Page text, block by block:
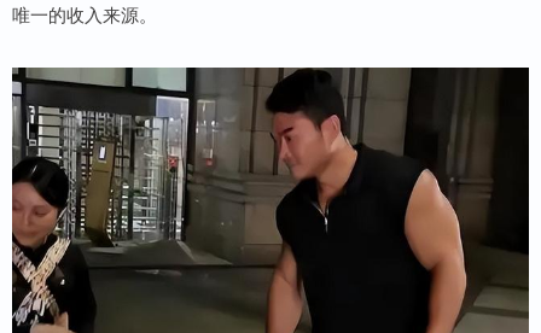
唯一的收入来源。